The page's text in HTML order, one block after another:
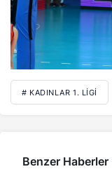
# KADINLAR 1. LIGI
Benzer Haberler